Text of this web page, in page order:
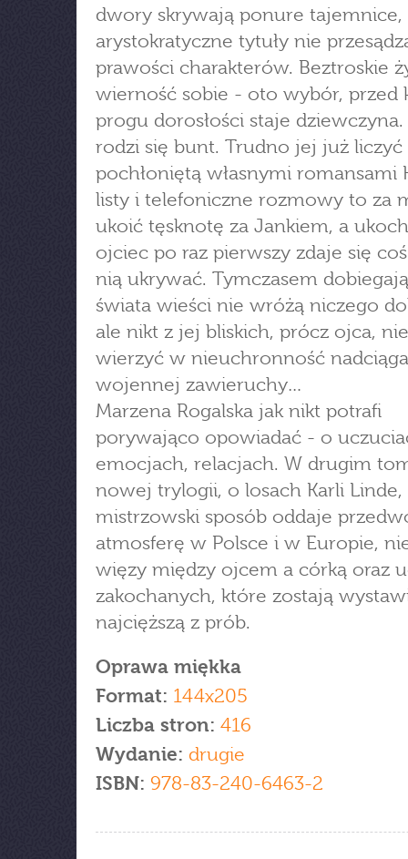
dwory skrywają ponure tajemnice,
arystokratyczne tytuły nie
prawości charakterów. Beztroskie
wierność sobie - oto wybór, przed
progu dorosłości staje dziewczyna.
rodzi się bunt. Trudno jej już liczyć
pochłoniętą własnymi romansami
listy i telefoniczne rozmowy to za
ukoić tęsknotę za Jankiem, a
ojciec po raz pierwszy zdaje się
nią ukrywać. Tymczasem
świata wieści nie wróżą niczego
ale nikt z jej bliskich, prócz ojca,
wierzyć w nieuchronność
wojennej zawieruchy…
Marzena Rogalska jak nikt potrafi
porywająco opowiadać - o
emocjach, relacjach. W drugim
nowej trylogii, o losach Karli
mistrzowski sposób oddaje
atmosferę w Polsce i w Europie,
więzy między ojcem a córką oraz
zakochanych, które zostają
najcięższą z prób.
Oprawa miękka
Format: 144x205
Liczba stron: 416
Wydanie: drugie
ISBN: 978-83-240-6463-2